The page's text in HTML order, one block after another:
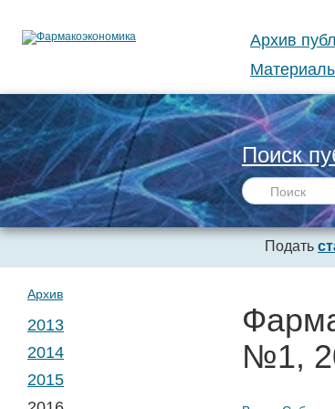
Архив
Поиск
Подать
№1,
Архив
2013
№ 1. Т. 1
2014
№ 1. Т. 2
2015